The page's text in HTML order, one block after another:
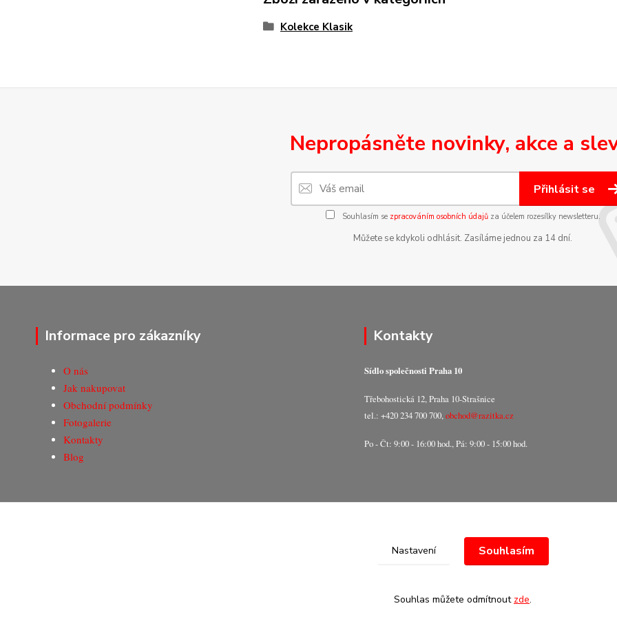
Kolekce Klasik
Nepropásněte novinky, akce a
Přihlásit se
Souhlasím se zpracováním osobních údajůza účelem rozesílky newsletteru.
Můžete se kdykoli odhlásit. Zasíláme jednou za 14 dní.
Informace pro zákazníky
O nás
Jak nakupovat
Obchodní podmínky
Fotogalerie
Kontakty
Blog
Kontakty
Sídlo společnosti Praha 10
Třebohostická 12, Praha 10-Strašnice
tel.: +420 234 700 700,obchod@razitka.cz
Po - Čt: 9:00 - 16:00 hod., Pá: 9:00 - 15:00 hod.
Nastavení Souhlasím
Souhlas můžete odmítnout zde.